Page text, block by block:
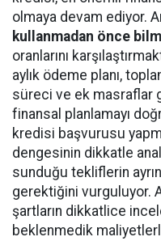
olmaya devam ediyor.
kullanmadan önce
oranlarını
aylık ödeme planı,
süreci ve ek masraflar
finansal planlamayı
kredisi başvurusu
dengesinin dikkatle
sunduğu tekliflerin
gerektiğini vurguluyor.
şartların dikkatlice
beklenmedik